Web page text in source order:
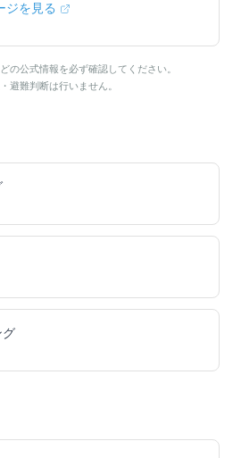
ジを見る
の公式情報を必ず確認してください。
避難判断は行いません。
グ